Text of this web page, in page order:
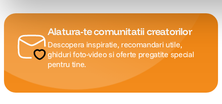
Alatura-te comunitatii creatorilor
Descopera inspiratie, recomandari utile,
ghiduri foto-video si oferte pregatite special
pentru tine.